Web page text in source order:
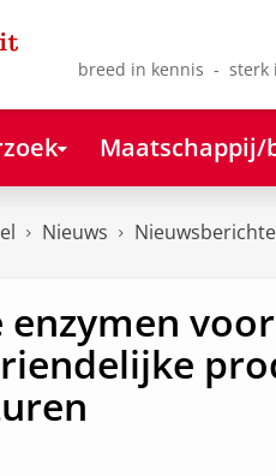
breed in kennis - sterk
Maatschappij/
Nieuws
enzymen